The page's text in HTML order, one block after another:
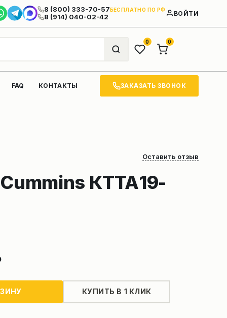
8 (800) 333-70-57БЕСПЛАТНО ПО РФ
8 (914) 040-02-42 ВОЙТИ
0 0
FAQ КОНТАКТЫ ЗАКАЗАТЬ ЗВОНОК
Оставить отзыв
КТТА19-
КУПИТЬ В 1 КЛИК